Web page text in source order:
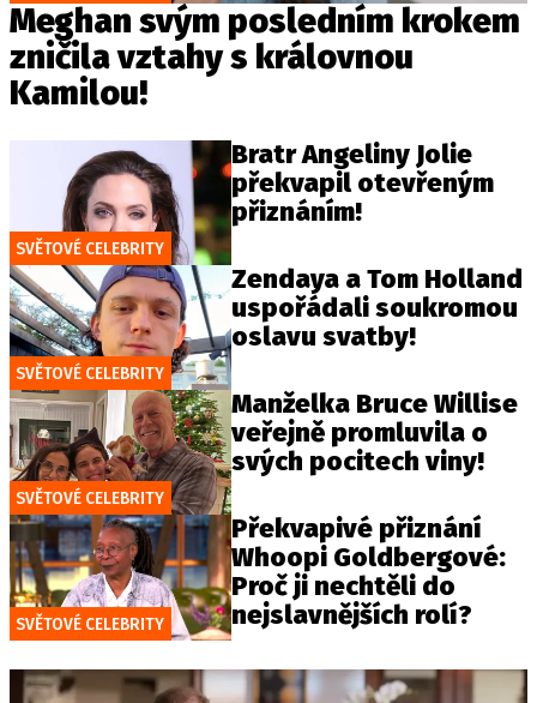
Meghan svým posledním krokem
zničila vztahy s královnou
Kamilou!
SVĚTOVÉ CELEBRITY
Bratr Angeliny Jolie
překvapil otevřeným
přiznáním!
SVĚTOVÉ CELEBRITY
Zendaya a Tom Holland
uspořádali soukromou
oslavu svatby!
SVĚTOVÉ CELEBRITY
Manželka Bruce Willise
veřejně promluvila o
svých pocitech viny!
SVĚTOVÉ CELEBRITY
Překvapivé přiznání
Whoopi Goldbergové:
Proč ji nechtěli do
nejslavnějších rolí?